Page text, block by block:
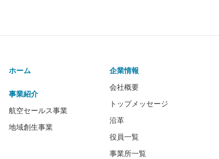
ホーム
事業紹介
航空セールス事業
地域創生事業
企業情報
会社概要
トップメッセージ
沿革
役員一覧
事業所一覧